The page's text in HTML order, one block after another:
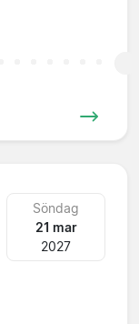
Söndag
21 mar
2027